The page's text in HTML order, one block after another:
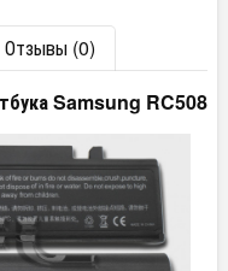
Отзывы (0)
Samsung RC508